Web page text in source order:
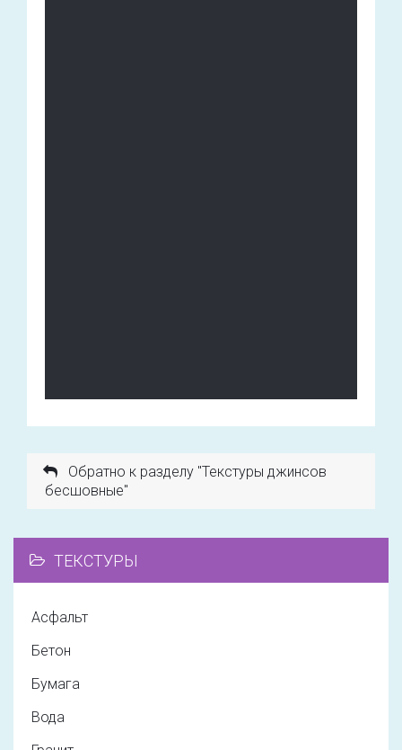
Обратно к разделу "Текстуры джинсов
бесшовные"
ТЕКСТУРЫ
Асфальт
Бетон
Бумага
Вода